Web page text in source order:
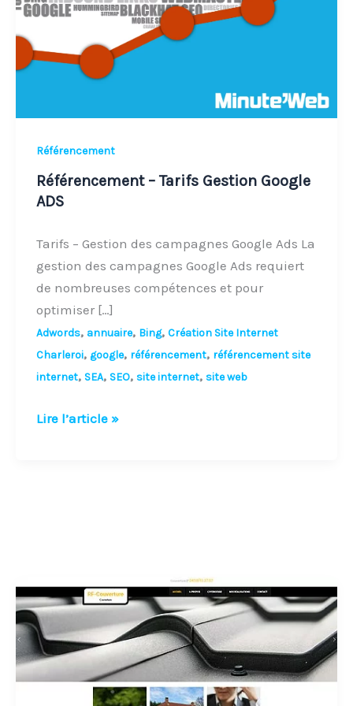
Référencement
Référencement – Tarifs Gestion Google
ADS
Tarifs – Gestion des campagnes Google Ads La
gestion des campagnes Google Ads requiert
de nombreuses compétences et pour
optimiser […]
Adwords, annuaire, Bing, Création Site Internet
Charleroi, google, référencement, référencement site
internet, SEA, SEO, site internet, site web
Lire l’article »
Le
référencement
et
le
positionnement